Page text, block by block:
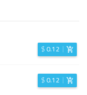
$0.12
$0.12